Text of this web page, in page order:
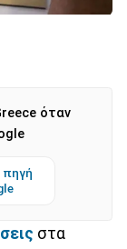
όταν
στα